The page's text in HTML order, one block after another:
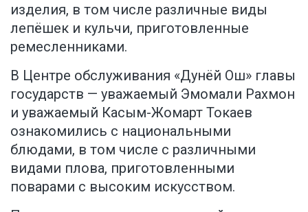
изделия, в том числе различные виды
лепёшек и кульчи, приготовленные
ремесленниками.
В Центре обслуживания «Дунёй Ош» главы
государств — уважаемый Эмомали Рахмон
и уважаемый Касым-Жомарт Токаев
ознакомились с национальными
блюдами, в том числе с различными
видами плова, приготовленными
поварами с высоким искусством.